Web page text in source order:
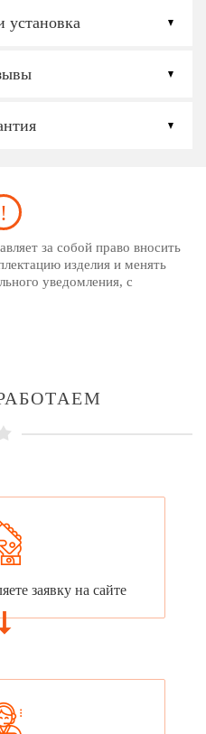
установка
за собой право вносить
изделия и менять
уведомления, с
заявку на сайте